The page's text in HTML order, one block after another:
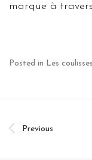
marque à
Posted in Les coulisses
Previous